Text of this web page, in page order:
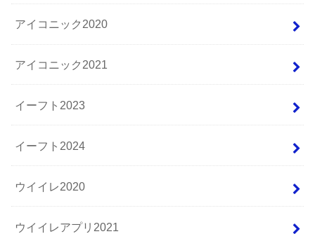
アイコニック2020
アイコニック2021
イーフト2023
イーフト2024
ウイイレ2020
ウイイレアプリ2021